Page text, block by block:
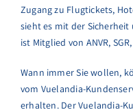
Zugang zu Flugtickets,
sieht es mit der Sicherheit
ist Mitglied von ANVR,
Wann immer Sie wollen,
vom Vuelandia-
erhalten. Der Vuelandia-